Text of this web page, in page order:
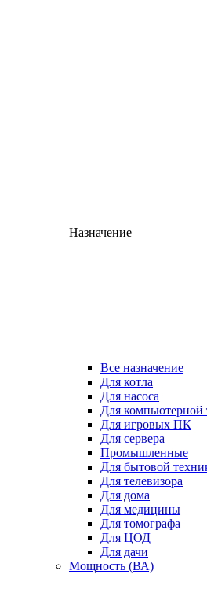
Назначение
Все назначение
Для котла
Для насоса
Для компьютерной
Для игровых ПК
Для сервера
Промышленные
Для бытовой
Для телевизора
Для дома
Для медицины
Для томографа
Для ЦОД
Для дачи
Мощность (ВА)